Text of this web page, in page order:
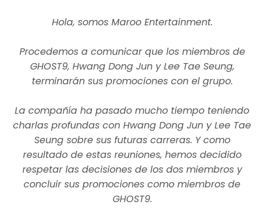
Hola, somos Maroo Entertainment.
Procedemos a comunicar que los miembros de
GHOST9, Hwang Dong Jun y Lee Tae Seung,
terminarán sus promociones con el grupo.
La compañía ha pasado mucho tiempo teniendo
charlas profundas con Hwang Dong Jun y Lee Tae
Seung sobre sus futuras carreras. Y como
resultado de estas reuniones, hemos decidido
respetar las decisiones de los dos miembros y
concluir sus promociones como miembros de
GHOST9.